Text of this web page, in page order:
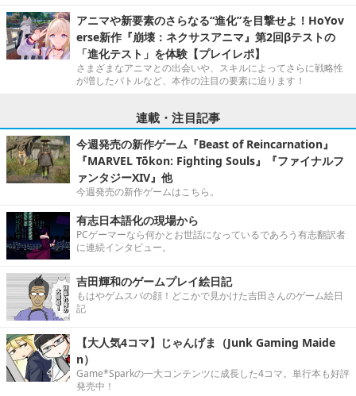
アニマや新要素のさらなる“進化”を目撃せよ！HoYov
erse新作『崩壊：ネクサスアニマ』第2回βテストの
「進化テスト」を体験【プレイレポ】
さまざまなアニマとの出会いや、スキルによってさらに戦略性
が増したバトルなど、本作の注目の要素に迫ります！
連載・注目記事
今週発売の新作ゲーム『Beast of Reincarnation』
『MARVEL Tōkon: Fighting Souls』『ファイナルフ
ァンタジーXIV』他
今週発売の新作ゲームはこちら。
有志日本語化の現場から
PCゲーマーなら何かとお世話になっているであろう有志翻訳者
に連続インタビュー。
吉田輝和のゲームプレイ絵日記
もはやゲムスパの顔！どこかで見かけた吉田さんのゲーム絵日
記
【大人気4コマ】じゃんげま（Junk Gaming Maide
n）
Game*Sparkの一大コンテンツに成長した4コマ。単行本も好評
発売中！